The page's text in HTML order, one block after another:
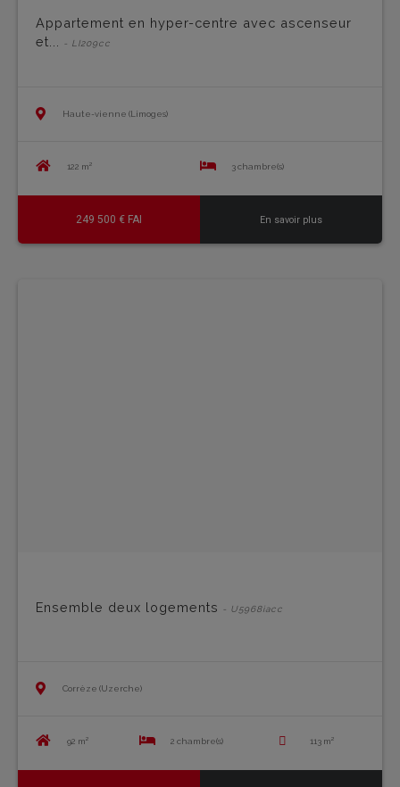
Appartement en hyper-centre avec ascenseur
et...
- LI209cc
Haute-vienne (Limoges)
122 m² 3 chambre(s)
249 500 € FAI En savoir plus
Ensemble deux logements - U5968iacc
Corrèze (Uzerche)
92 m² 2 chambre(s) 113 m²